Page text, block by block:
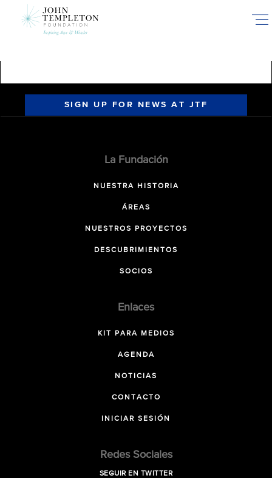
SIGN UP FOR NEWS AT JTF
La Fundación
NUESTRA HISTORIA
ÁREAS
NUESTROS PROYECTOS
DESCUBRIMIENTOS
SOCIOS
Enlaces
KIT PARA MEDIOS
AGENDA
NOTICIAS
CONTACTO
INICIAR SESIÓN
Redes Sociales
SEGUIR EN TWITTER